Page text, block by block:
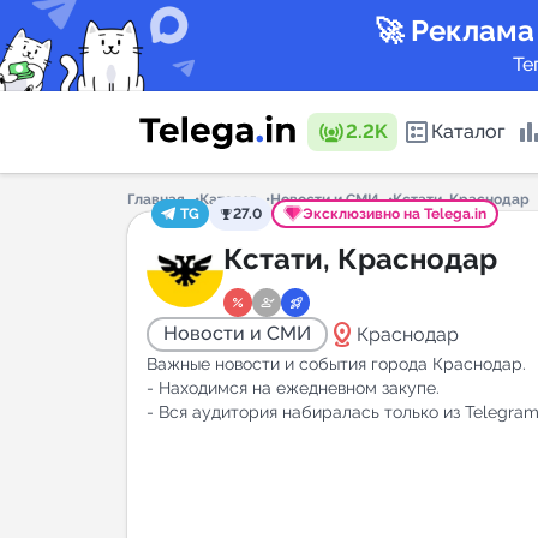
🚀
2.2K Каталог
Каталог
Горящие
Главная Каталог Новости и СМИ
Кстати, Краснодар
TG
27.0 Эксклюзивно на Telega.in
Кстати, Краснодар
Новости и СМИ distance Краснодар
Важные новости и события города Краснодар.
- Находимся на ежедневном закупе.
- Вся аудитория набиралась только из